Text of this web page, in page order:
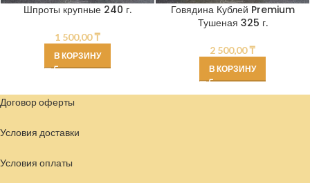
Шпроты крупные 240 г.
1 500,00₸
В КОРЗИНУ
Говядина Кублей Premium
Тушеная 325 г.
2 500,00₸
В КОРЗИНУ
Договор оферты
Условия доставки
Условия оплаты